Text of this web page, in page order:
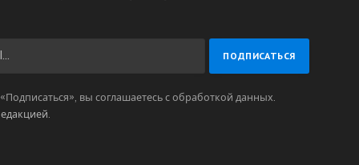
вы соглашаетесь с обработкой данных.